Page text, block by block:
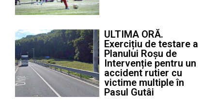
ULTIMA ORĂ.
Exercițiu de testare a
Planului Roșu de
Intervenție pentru un
accident rutier cu
victime multiple în
Pasul Gutâi